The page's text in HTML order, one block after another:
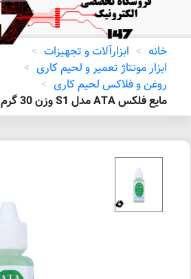
خانه > ابزارآلات و تجهیزات >
ابزار مونتاژ تعمیر و لحیم کاری >
روغن و فلاکس لحیم کاری >
مایع فلکس ATA مدل S1 وزن 30 گرم